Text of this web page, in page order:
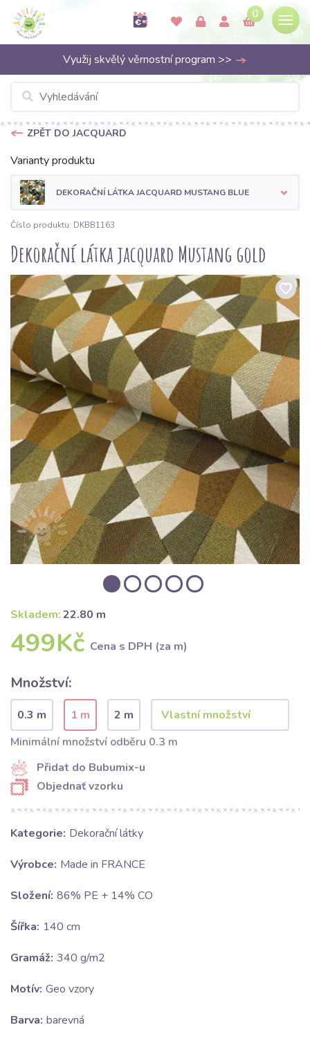
0
Využij skvělý věrnostní program >>
ZPĚT DO JACQUARD
Varianty produktu
DEKORAČNÍ LÁTKA JACQUARD MUSTANG BLUE
Číslo produktu: DKBB1163
Dekorační látka jacquard Mustang gold
Skladem:22.80 m
499Kč Cena s DPH (za m)
Množství:
0.3 m 1 m
2 m
Minimální množství odběru 0.3 m
Přidat do Bubumix-u
Objednať vzorku
Kategorie: Dekorační látky
Výrobce: Made in FRANCE
Složení: 86% PE + 14% CO
Šířka: 140 cm
Gramáž: 340 g/m2
Motív: Geo vzory
Barva: barevná